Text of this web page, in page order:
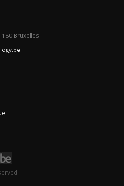
Bruxelles